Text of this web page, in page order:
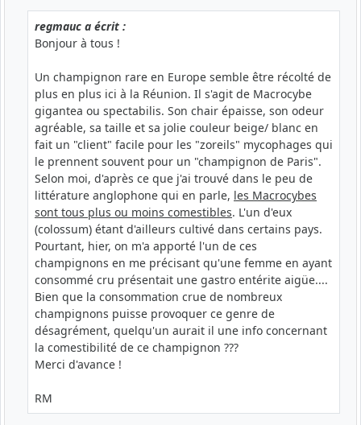
regmauc a écrit :
Bonjour à tous !
Un champignon rare en Europe semble être récolté de
plus en plus ici à la Réunion. Il s'agit de Macrocybe
gigantea ou spectabilis. Son chair épaisse, son odeur
agréable, sa taille et sa jolie couleur beige/ blanc en
fait un "client" facile pour les "zoreils" mycophages qui
le prennent souvent pour un "champignon de Paris".
Selon moi, d'après ce que j'ai trouvé dans le peu de
littérature anglophone qui en parle, les Macrocybes
sont tous plus ou moins comestibles. L'un d'eux
(colossum) étant d'ailleurs cultivé dans certains pays.
Pourtant, hier, on m'a apporté l'un de ces
champignons en me précisant qu'une femme en ayant
consommé cru présentait une gastro entérite aigüe....
Bien que la consommation crue de nombreux
champignons puisse provoquer ce genre de
désagrément, quelqu'un aurait il une info concernant
la comestibilité de ce champignon ???
Merci d'avance !
RM